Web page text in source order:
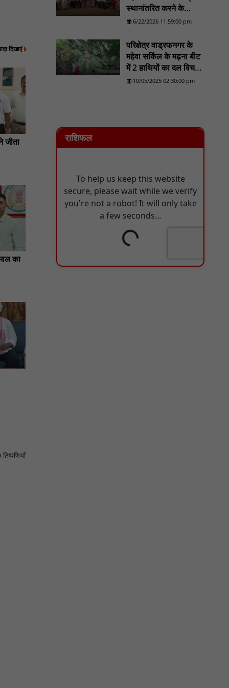
दिखाएं
जीता
का
टिप्पणियाँ
स्थानांतरित करने के
प्रयास का होगा व्यापक
81
6/22/2026 11:59:00 pm
परिक्षेत्र वाड्रफनगर के
महेवा सर्किल के मढ़ना बीट
में 2 हाथियों का दल विचरण
करने का लोकेशन वन
10/05/2025 02:30:00 pm
राशिफल